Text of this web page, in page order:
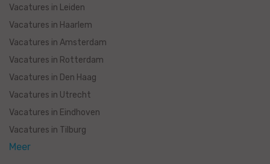
Vacatures in Leiden
Vacatures in Haarlem
Vacatures in Amsterdam
Vacatures in Rotterdam
Vacatures in Den Haag
Vacatures in Utrecht
Vacatures in Eindhoven
Vacatures in Tilburg
Meer